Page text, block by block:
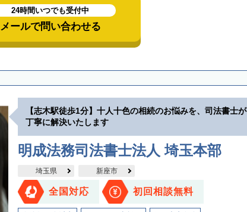
24時間いつでも受付中
メールで問い合わせる
【志木駅徒歩1分】十人十色の相続のお悩みを、司法書士が
丁寧に解決いたします
明成法務司法書士法人 埼玉本部
埼玉県 新座市
全国対応 初回相談無料